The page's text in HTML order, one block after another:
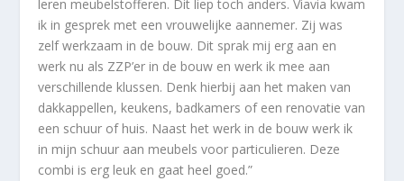
leren meubelstofferen. Dit liep toch anders. Viavia kwam
ik in gesprek met een vrouwelijke aannemer. Zij was
zelf werkzaam in de bouw. Dit sprak mij erg aan en
werk nu als ZZP’er in de bouw en werk ik mee aan
verschillende klussen. Denk hierbij aan het maken van
dakkappellen, keukens, badkamers of een renovatie van
een schuur of huis. Naast het werk in de bouw werk ik
in mijn schuur aan meubels voor particulieren. Deze
combi is erg leuk en gaat heel goed.”